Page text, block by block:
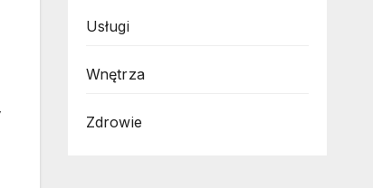
Usługi
Wnętrza
Zdrowie